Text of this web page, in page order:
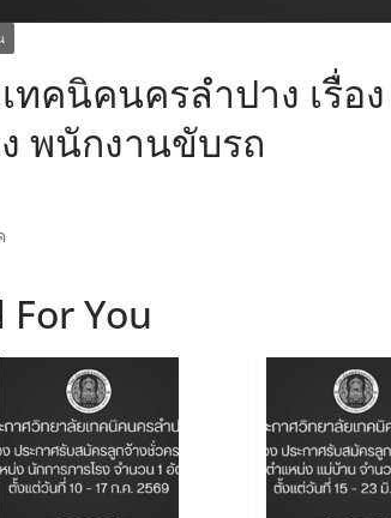
ทคนิคนครลำปาง เรื่
พนักงานขับรถ
You